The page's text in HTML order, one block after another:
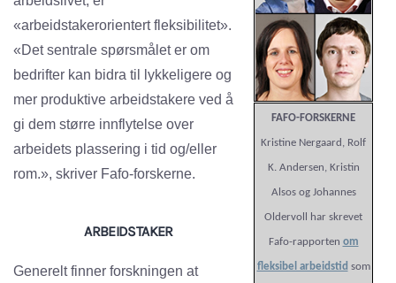
FAFO-FORSKERNE
Kristine Nergaard, Rolf
K. Andersen, Kristin
Alsos og Johannes
Oldervoll har skrevet
Fafo-rapporten om
fleksibel arbeidstid som
«arbeidstakerorientert fleksibilitet».
«Det sentrale spørsmålet er om
bedrifter kan bidra til lykkeligere og
mer produktive arbeidstakere ved å
gi dem større innflytelse over
arbeidets plassering i tid og/eller
rom.», skriver Fafo-forskerne.
ARBEIDSTAKER
Generelt finner forskningen at